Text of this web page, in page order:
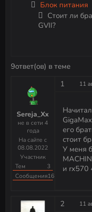
Microsoft Windows
новом проекте
Настройки
качество картинки
Как удалить
SSD)
Как убрать инпут-
Блок питания
Стоит ли
GVII?
9ответ(ов) в теме
Sereja_Xx
не в сети 4
года
На сайте с
08.08.2022
Участник
Тем
3
Сообщения16
1 11
его
стоит
У меня
и rx570
2 11